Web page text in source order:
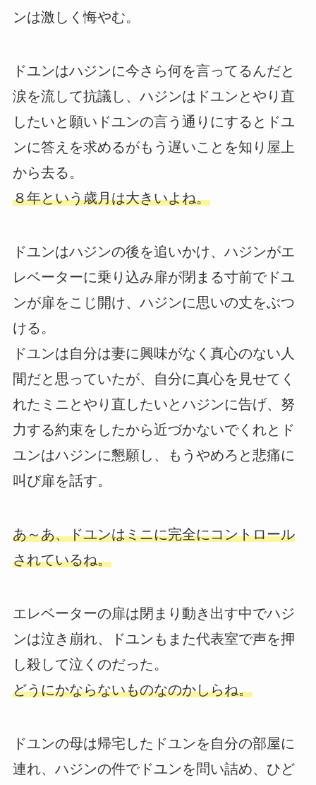
ンは激しく悔やむ。
ドユンはハジンに今さら何を言ってるんだと
涙を流して抗議し、ハジンはドユンとやり直
したいと願いドユンの言う通りにするとドユ
ンに答えを求めるがもう遅いことを知り屋上
から去る。
８年という歳月は大きいよね。
ドユンはハジンの後を追いかけ、ハジンがエ
レベーターに乗り込み扉が閉まる寸前でドユ
ンが扉をこじ開け、ハジンに思いの丈をぶつ
ける。
ドユンは自分は妻に興味がなく真心のない人
間だと思っていたが、自分に真心を見せてく
れたミニとやり直したいとハジンに告げ、努
力する約束をしたから近づかないでくれとド
ユンはハジンに懇願し、もうやめろと悲痛に
叫び扉を話す。
あ～あ、ドユンはミニに完全にコントロール
されているね。
エレベーターの扉は閉まり動き出す中でハジ
ンは泣き崩れ、ドユンもまた代表室で声を押
し殺して泣くのだった。
どうにかならないものなのかしらね。
ドユンの母は帰宅したドユンを自分の部屋に
連れ、ハジンの件でドユンを問い詰め、ひど